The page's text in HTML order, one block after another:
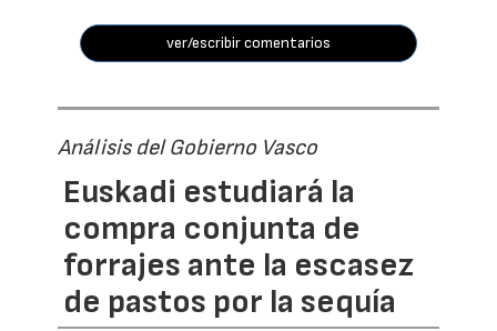
ver/escribir comentarios
Análisis del Gobierno Vasco
Euskadi estudiará la
compra conjunta de
forrajes ante la escasez
de pastos por la sequía